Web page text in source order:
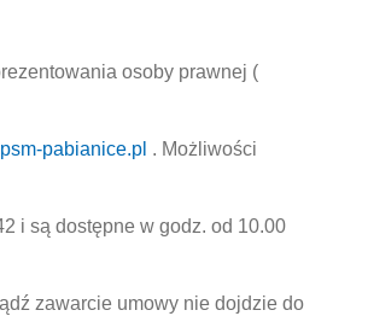
osoby prawnej (
pabianice.pl . Możliwości
i są dostępne w godz. od 10.00
zawarcie umowy nie dojdzie do